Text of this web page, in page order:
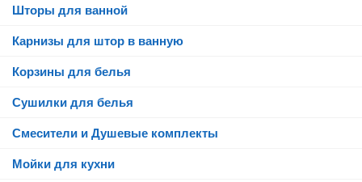
Шторы для ванной
Карнизы для штор в ванную
Корзины для белья
Сушилки для белья
Смесители и Душевые комплекты
Мойки для кухни